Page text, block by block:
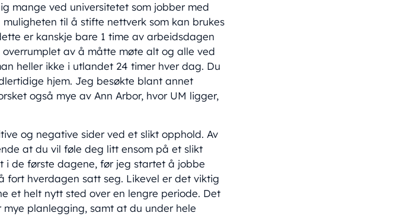
mange ved universitetet som jobber med
til å stifte nettverk som kan brukes
er kanskje bare 1 time av arbeidsdagen
av å måtte møte alt og alle ved
heller ikke i utlandet 24 timer hver dag. Du
hjem. Jeg besøkte blant annet
også mye av Ann Arbor, hvor UM ligger,
og negative sider ved et slikt opphold. Av
at du vil føle deg litt ensom på et slikt
i de første dagene, før jeg startet å jobbe
fort hverdagen satt seg. Likevel er det viktig
et helt nytt sted over en lengre periode. Det
planlegging, samt at du under hele